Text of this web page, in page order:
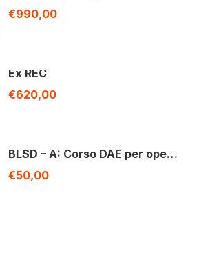
€990,00
Ex REC
€620,00
BLSD – A: Corso DAE per ope…
€50,00